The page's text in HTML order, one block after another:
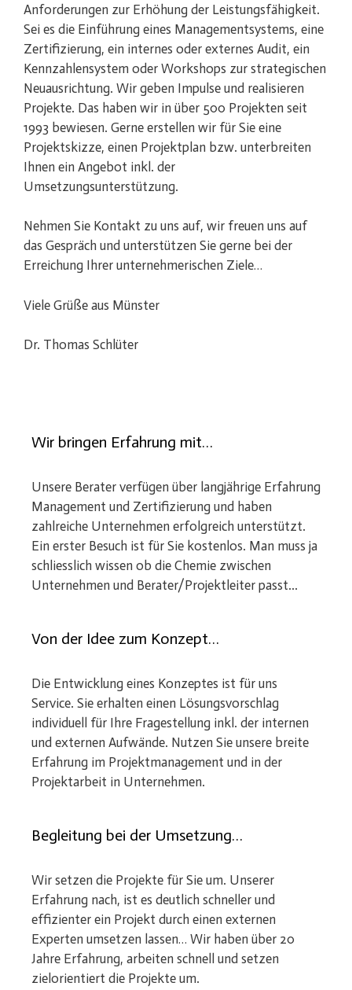
Anforderungen zur Erhöhung der Leistungsfähigkeit.
Sei es die Einführung eines Managementsystems, eine
Zertifizierung, ein internes oder externes Audit, ein
Kennzahlensystem oder Workshops zur strategischen
Neuausrichtung. Wir geben Impulse und realisieren
Projekte. Das haben wir in über 500 Projekten seit
1993 bewiesen. Gerne erstellen wir für Sie eine
Projektskizze, einen Projektplan bzw. unterbreiten
Ihnen ein Angebot inkl. der
Umsetzungsunterstützung.
Nehmen Sie Kontakt zu uns auf, wir freuen uns auf
das Gespräch und unterstützen Sie gerne bei der
Erreichung Ihrer unternehmerischen Ziele…
Viele Grüße aus Münster
Dr. Thomas Schlüter
Wir bringen Erfahrung mit…
Unsere Berater verfügen über langjährige Erfahrung
Management und Zertifizierung und haben
zahlreiche Unternehmen erfolgreich unterstützt.
Ein erster Besuch ist für Sie kostenlos. Man muss ja
schliesslich wissen ob die Chemie zwischen
Unternehmen und Berater/Projektleiter passt...
Von der Idee zum Konzept…
Die Entwicklung eines Konzeptes ist für uns
Service. Sie erhalten einen Lösungsvorschlag
individuell für Ihre Fragestellung inkl. der internen
und externen Aufwände. Nutzen Sie unsere breite
Erfahrung im Projektmanagement und in der
Projektarbeit in Unternehmen.
Begleitung bei der Umsetzung…
Wir setzen die Projekte für Sie um. Unserer
Erfahrung nach, ist es deutlich schneller und
effizienter ein Projekt durch einen externen
Experten umsetzen lassen… Wir haben über 20
Jahre Erfahrung, arbeiten schnell und setzen
zielorientiert die Projekte um.